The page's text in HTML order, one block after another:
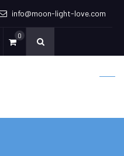
info@moon-light-love.com
0